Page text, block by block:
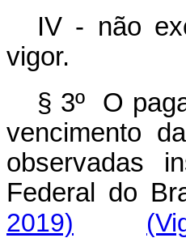
IV - não
vigor.
§ 3º O
vencimento
observadas
Federal do
2019)